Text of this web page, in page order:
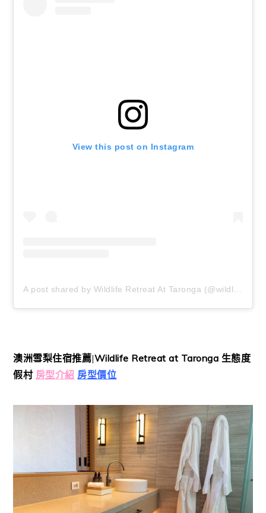
View this post on Instagram
澳洲雪梨住宿推薦|Wildlife Retreat at Taronga 生態度
假村 房型介紹 房型價位